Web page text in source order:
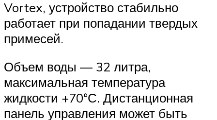
Vortex, устройство стабильно
работает при попадании твердых
примесей.
Объем воды — 32 литра,
максимальная температура
жидкости +70°С. Дистанционная
панель управления может быть